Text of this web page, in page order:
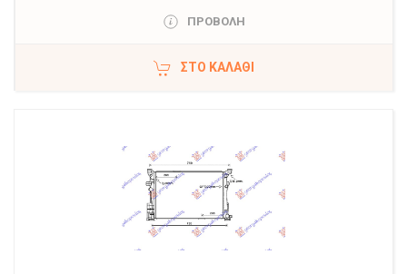
ΠΡΟΒΟΛΗ
ΣΤΟ ΚΑΛΆΘΙ